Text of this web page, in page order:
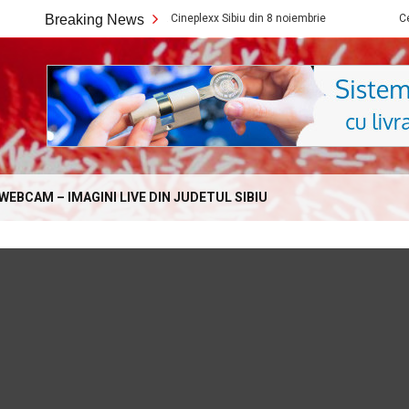
Breaking News
Ce filme noi vedem la Cineplexx Sibiu din 8 noiembrie Ce filme
– IMAGINI LIVE DIN JUDETUL SIBIU